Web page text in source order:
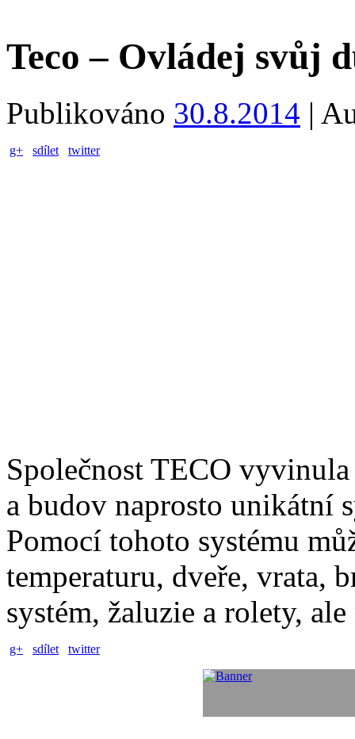
Teco – Ovládej svůj
Publikováno 30.8.2014 |
g+ sdílet twitter
Společnost TECO
a budov naprosto unikátní
Pomocí tohoto systému
temperaturu, dveře, vrata,
systém, žaluzie a rolety,
g+ sdílet twitter